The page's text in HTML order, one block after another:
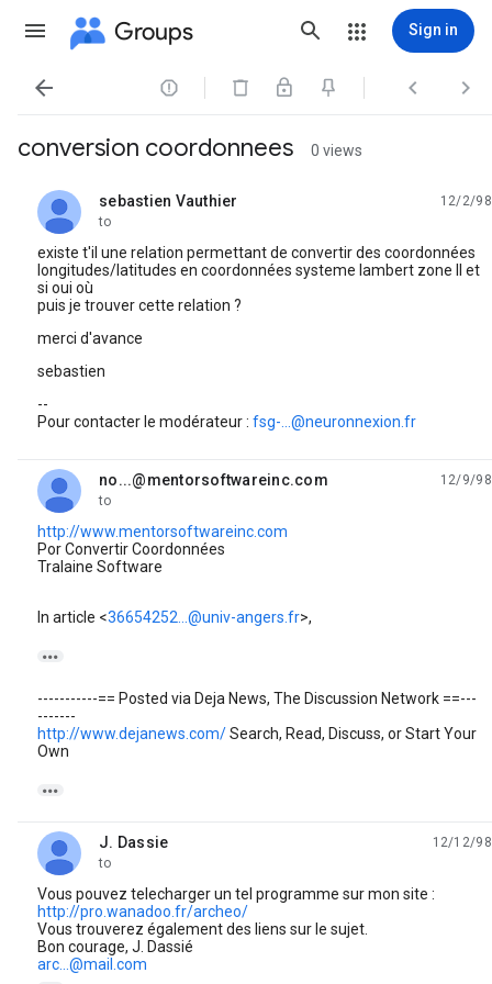
Groups Sign in
   
conversion coordonnees 0 views
sebastien Vauthier
unread,
12/2/98
to
existe t'il une relation permettant de convertir des coordonnées
longitudes/latitudes en coordonnées systeme lambert zone II et
si oui où
puis je trouver cette relation ?
merci d'avance
sebastien
--
Pour contacter le modérateur : fsg-...@neuronnexion.fr
no...@mentorsoftwareinc.com
unread,
12/9/98
to
http://www.mentorsoftwareinc.com
Por Convertir Coordonnées
Tralaine Software
In article <36654252...@univ-angers.fr>,

-----------== Posted via Deja News, The Discussion Network ==---
-------
http://www.dejanews.com/Search, Read, Discuss, or Start Your
Own

J. Dassie
unread,
12/12/98
to
Vous pouvez telecharger un tel programme sur mon site :
http://pro.wanadoo.fr/archeo/
Vous trouverez également des liens sur le sujet.
Bon courage, J. Dassié
arc...@mail.com